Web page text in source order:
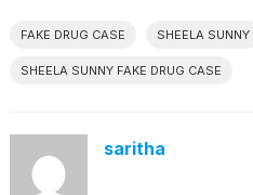
FAKE DRUG CASE SHEELA SUNNY
SHEELA SUNNY FAKE DRUG CASE
saritha